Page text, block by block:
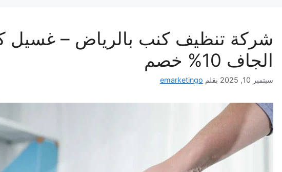
شركة تنظيف كنب بالرياض – غسيل
الجاف 10% خصم
سبتمبر 10, 2025 بقلم emarketingo